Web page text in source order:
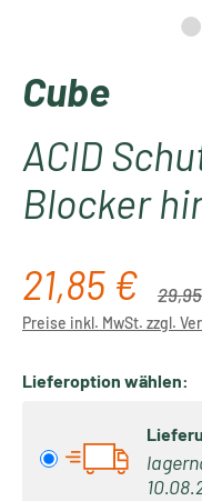
Cube
ACID
Blocker
Verkaufspreis:
21,85 €
Preise inkl. MwSt. zzgl.
Lieferoption wählen: